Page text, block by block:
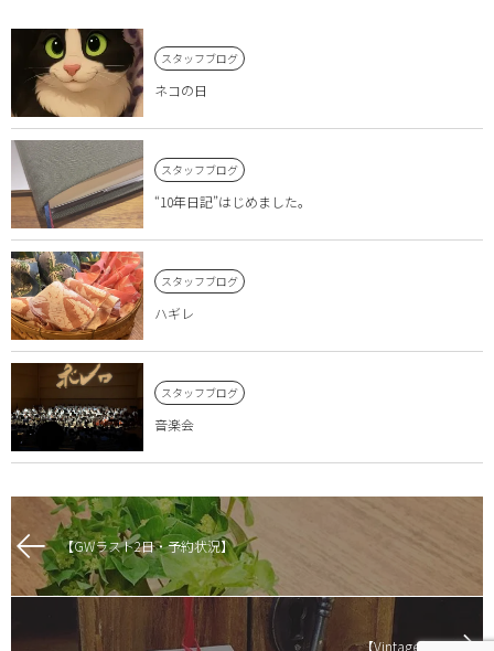
スタッフブログ
ネコの日
スタッフブログ
“10年日記”はじめました。
スタッフブログ
ハギレ
スタッフブログ
音楽会
【GWラスト2日・予約状況‍】
【Vintage】